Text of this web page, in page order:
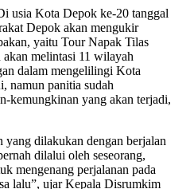
usia Kota Depok ke-20 tanggal
Depok akan mengukir
yaitu Tour Napak Tilas
akan melintasi 11 wilayah
dalam mengelilingi Kota
namun panitia sudah
kemungkinan yang akan terjadi,
yang dilakukan dengan berjalan
dilalui oleh seseorang,
mengenang perjalanan pada
lalu”, ujar Kepala Disrumkim